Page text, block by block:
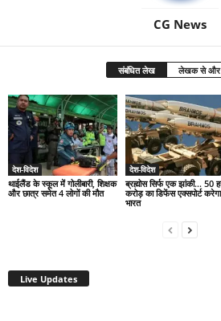
CG News
संबंधित लेख लेखक से और
देश-विदेश
थाईलैंड के स्कूल में गोलीबारी, शिक्षक
और छात्र समेत 4 लोगों की मौत
देश-विदेश
ब्रह्मोस सिर्फ एक झांकी… 50
करोड़ का डिफेंस एक्सपोर्ट करेगा
भारत
Live Updates